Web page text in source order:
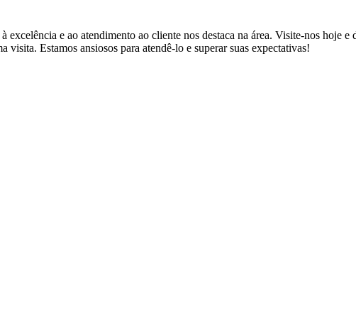
e ao atendimento ao cliente nos destaca na área. Visite-nos hoje
Estamos ansiosos para atendê-lo e superar suas expectativas!